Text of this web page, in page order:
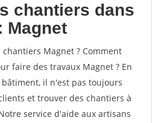
chantiers dans
Magnet
Magnet ? Comment
faire des travaux Magnet ? En
il n'est pas toujours
et trouver des chantiers à
service d'aide aux artisans